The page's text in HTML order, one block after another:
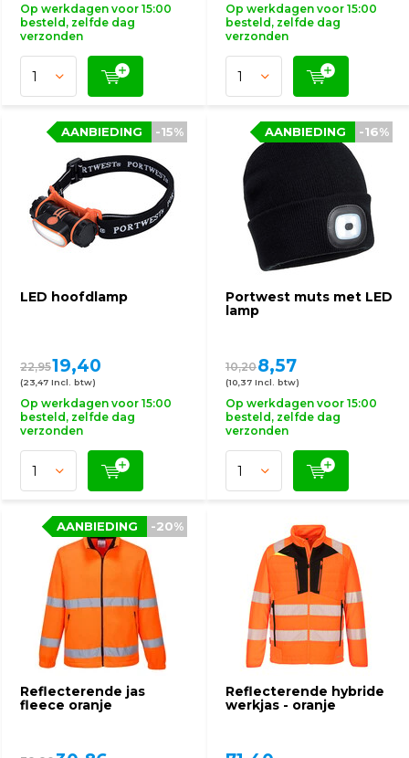
Op werkdagen voor 15:00
besteld, zelfde dag
verzonden
Op werkdagen voor 15:00
besteld, zelfde dag
verzonden
LED hoofdlamp
-15%
AANBIEDING
22,9519,40
(23,47 Incl. btw)
Op werkdagen voor 15:00
besteld, zelfde dag
verzonden
Portwest muts met LED
lamp
-16%
AANBIEDING
10,208,57
(10,37 Incl. btw)
Op werkdagen voor 15:00
besteld, zelfde dag
verzonden
Reflecterende jas
fleece oranje
-20%
AANBIEDING
Reflecterende hybride
werkjas - oranje